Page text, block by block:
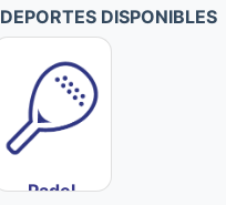
DEPORTES DISPONIBLES
Padel